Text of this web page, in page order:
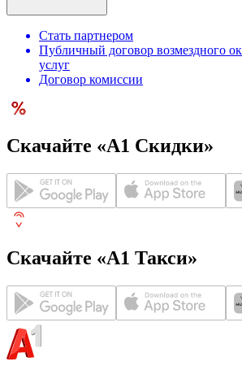
Стать партнером
Публичный договор возмездного
услуг
Договор комиссии
Скачайте «А1 Скидки»
Скачайте «А1 Такси»